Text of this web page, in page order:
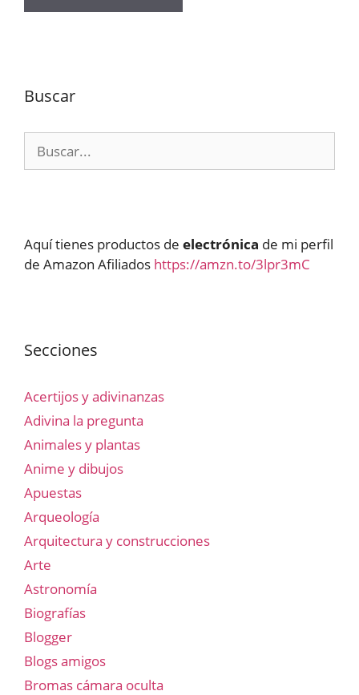
Buscar
Aquí tienes productos de electrónica de mi perfil
de Amazon Afiliados https://amzn.to/3lpr3mC
Secciones
Acertijos y adivinanzas
Adivina la pregunta
Animales y plantas
Anime y dibujos
Apuestas
Arqueología
Arquitectura y construcciones
Arte
Astronomía
Biografías
Blogger
Blogs amigos
Bromas cámara oculta